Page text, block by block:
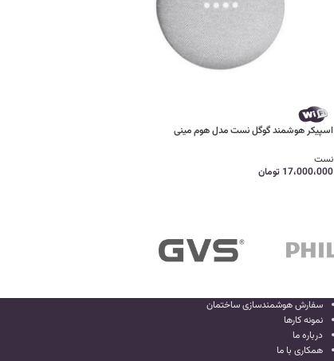
اسپیکر هوشمند گوگل نست مدل هوم مینی
نست
17،000،000 تومان
سفارش هوشمندسازی ساختمان
نمونه کارها
درباره ما
همکاری با ما